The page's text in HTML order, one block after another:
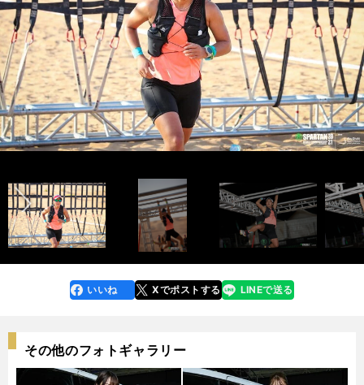
スパルタンレーサーの陣在ほのかphoto by Tanaka Wataru
夢を語ったインタビュー記事はこちら＞＞
「SPARTAN RACE 2021 NIIGATA」にて
夢を語ったインタビュー記事はこちら＞＞
アブダビで開催された「2021 SPARTAN WORLD CHAMPIONSHIP
BEAST」に日本代表として出場
夢を語ったインタビュー記事はこちら＞＞
「SPARTAN RACE 2021 YOKOSUKA」にて
夢を語ったインタビュー記事はこちら＞＞
前へ
faceboo
k
いいね Xでポストする
line LINEで送る
その他のフォトギャラリー